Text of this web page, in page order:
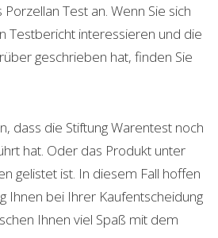
Test an. Wenn Sie sich
Testbericht interessieren und die
geschrieben hat, finden Sie
dass die Stiftung Warentest noch
hat. Oder das Produkt unter
gelistet ist. In diesem Fall hoffen
Ihnen bei Ihrer Kaufentscheidung
Ihnen viel Spaß mit dem